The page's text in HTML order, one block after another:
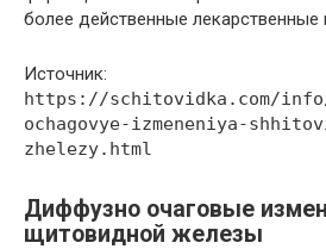
более действенные лекарственные
Источник:
https://schitovidka.com/
ochagovye-izmeneniya-
zhelezy.html
Диффузно очаговые
щитовидной железы